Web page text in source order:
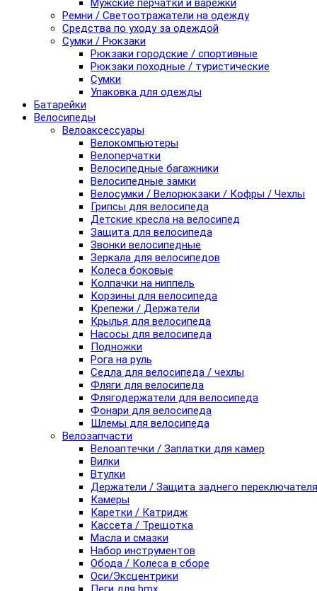
Мужские перчатки и варежки
Ремни / Светоотражатели на одежду
Средства по уходу за одеждой
Сумки / Рюкзаки
Рюкзаки городские / спортивные
Рюкзаки походные / туристические
Сумки
Упаковка для одежды
Батарейки
Велосипеды
Велоаксессуары
Велокомпьютеры
Велоперчатки
Велосипедные багажники
Велосипедные замки
Велосумки / Велорюкзаки / Кофры / Чехлы
Грипсы для велосипеда
Детские кресла на велосипед
Защита для велосипеда
Звонки велосипедные
Зеркала для велосипедов
Колеса боковые
Колпачки на ниппель
Корзины для велосипеда
Крепежи / Держатели
Крылья для велосипеда
Насосы для велосипеда
Подножки
Рога на руль
Седла для велосипеда / чехлы
Фляги для велосипеда
Флягодержатели для велосипеда
Фонари для велосипеда
Шлемы для велосипеда
Велозапчасти
Велоаптечки / Заплатки для камер
Вилки
Втулки
Держатели / Защита заднего переключателя
Камеры
Каретки / Катридж
Кассета / Трещотка
Масла и смазки
Набор инструментов
Обода / Колеса в сборе
Оси/Эксцентрики